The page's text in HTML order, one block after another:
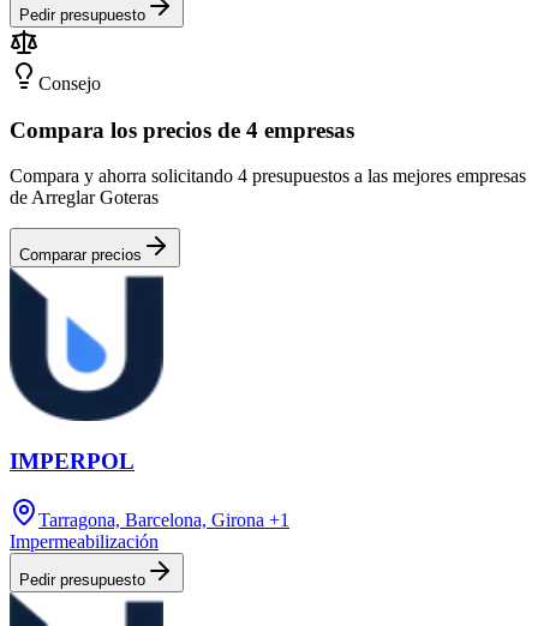
Pedir presupuesto
Consejo
Compara los precios de 4 empresas
Compara y ahorra solicitando 4 presupuestos a las mejores empresas
de Arreglar Goteras
Comparar precios
IMPERPOL
Tarragona, Barcelona, Girona +1
Impermeabilización
Pedir presupuesto